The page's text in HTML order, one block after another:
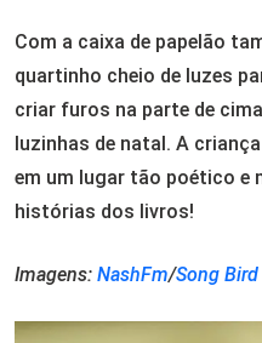
Com a caixa de papelão
quartinho cheio de luzes
criar furos na parte de
luzinhas de natal. A
em um lugar tão poético e
histórias dos livros!
Imagens: NashFm/Song